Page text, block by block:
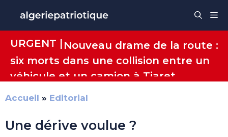
contenu
URGENT | Nouveau drame de la route :
six morts dans une collision entre un
véhicule et un camion à Tiaret
Accueil » Editorial
Une dérive voulue ?